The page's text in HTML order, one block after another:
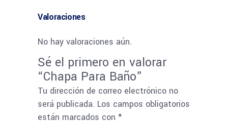
Valoraciones
No hay valoraciones aún.
Sé el primero en valorar
“Chapa Para Baño”
Tu dirección de correo electrónico no
será publicada. Los campos obligatorios
están marcados con *